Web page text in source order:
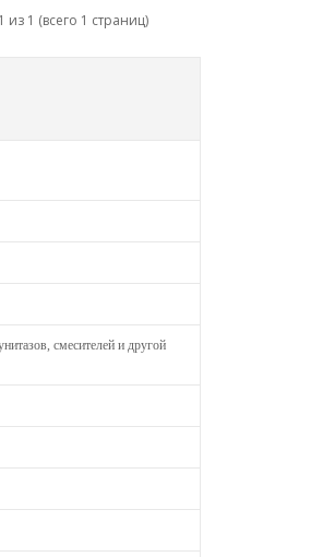
из 1 (всего 1 страниц)
смесителей и другой